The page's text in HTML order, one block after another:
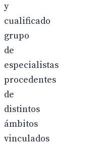
y
cualificado
grupo
de
especialistas
procedentes
de
distintos
ámbitos
vinculados